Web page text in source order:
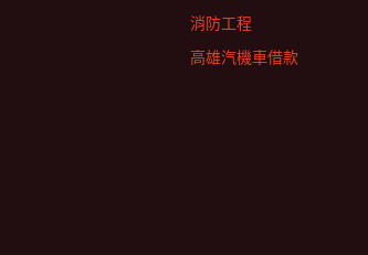
消防工程
高雄汽機車借款